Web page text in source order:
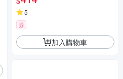
5
券
加入購物車